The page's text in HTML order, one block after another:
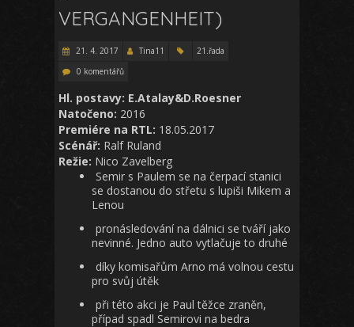
VERGANGENHEIT)
21. 4. 2017 Tina11
21.řada
0 komentářů
Hl. postavy: E.Atalay&D.Roesner
Natočeno: 2016
Premiére na RTL: 18.05.2017
Scénář: Ralf Ruland
Režie: Nico Zavelberg
Semir s Paulem se na čerpací stanici
se dostanou do střetu s lupiši Mikem a
Lenou
pronásledování na dálnici se tváří jako
nevinné. Jedno auto vytlačuje to druhé
díky komisařům Arno má volnou cestu
pro svůj útěk
při této akci je Paul těžce zraněn,
případ spadl Semirovi na bedra